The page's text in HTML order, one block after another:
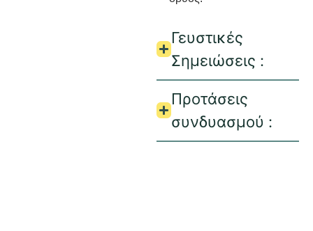
Γευστικές
Σημειώσεις :
Προτάσεις
συνδυασμού :